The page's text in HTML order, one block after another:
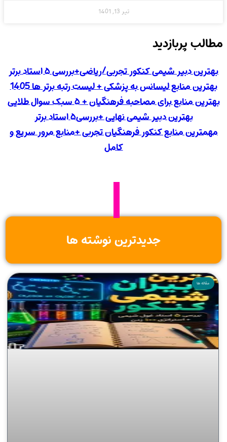
تیر 13, 1401
مطالب پربازدید
بهترین دبیر شیمی کنکور تجربی/ریاضی+بررسی ۵ استاد برتر
بهترین منابع لیسانس به پزشکی + لیست رتبه برتر ها 1405
بهترین منابع برای مصاحبه فرهنگیان + ۵ سبک سوال طلایی
بهترین دبیر شیمی نهایی +بررسی۵ استاد برتر
مهمترین منابع کنکور فرهنگیان تجربی +منابع مرور سریع و
کامل
جدیدترین نوشته ها
مقاله ها